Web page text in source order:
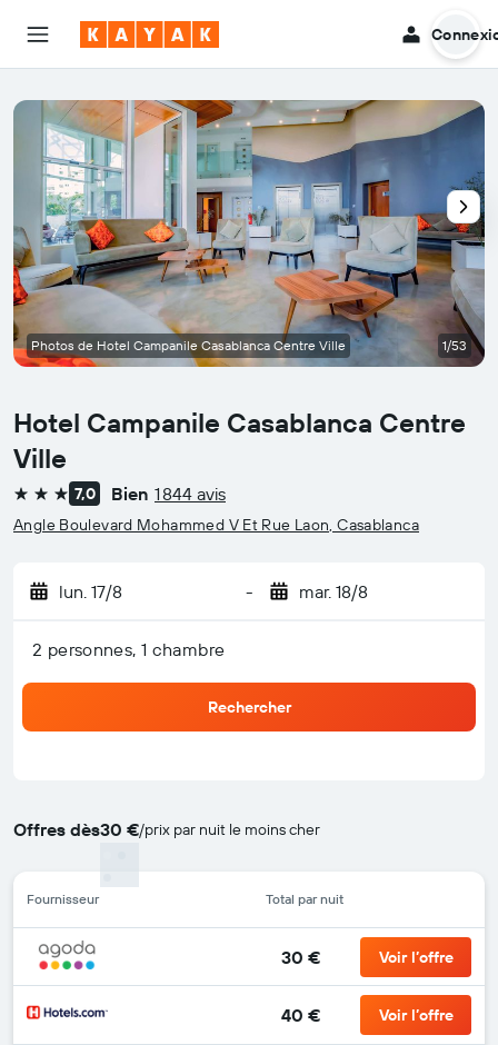
Hotel Campanile Casablanca Centre
Ville
3 étoiles7,0 Bien 1 844 avis
Angle Boulevard Mohammed V Et Rue Laon, Casablanca
lun. 17/8 - mar. 18/8
2 personnes, 1 chambre
Rechercher
Offres dès30 €/prix par nuit le moins cher
Fournisseur Total par nuit
30 € Voir l’offre
40 € Voir l’offre
Photos de Hotel Campanile Casablanca Centre Ville 1/53